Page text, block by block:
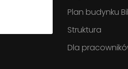
Plan budynku
Struktura
Dla